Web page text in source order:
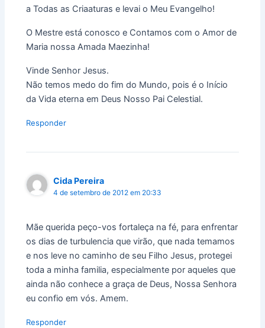
a Todas as Criaaturas e levai o Meu Evangelho!
O Mestre está conosco e Contamos com o Amor de
Maria nossa Amada Maezinha!
Vinde Senhor Jesus.
Não temos medo do fim do Mundo, pois é o Início
da Vida eterna em Deus Nosso Pai Celestial.
Responder
Cida Pereira
4 de setembro de 2012 em 20:33
Mãe querida peço-vos fortaleça na fé, para enfrentar
os dias de turbulencia que virão, que nada temamos
e nos leve no caminho de seu Filho Jesus, protegei
toda a minha familia, especialmente por aqueles que
ainda não conhece a graça de Deus, Nossa Senhora
eu confio em vós. Amem.
Responder